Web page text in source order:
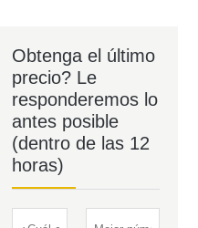
Obtenga el último
precio? Le
responderemos lo
antes posible
(dentro de las 12
horas)